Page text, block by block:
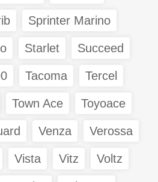
Sprinter Marino
Starlet Succeed
Tacoma Tercel
Town Ace Toyoace
Venza Verossa
Vista Vitz Voltz